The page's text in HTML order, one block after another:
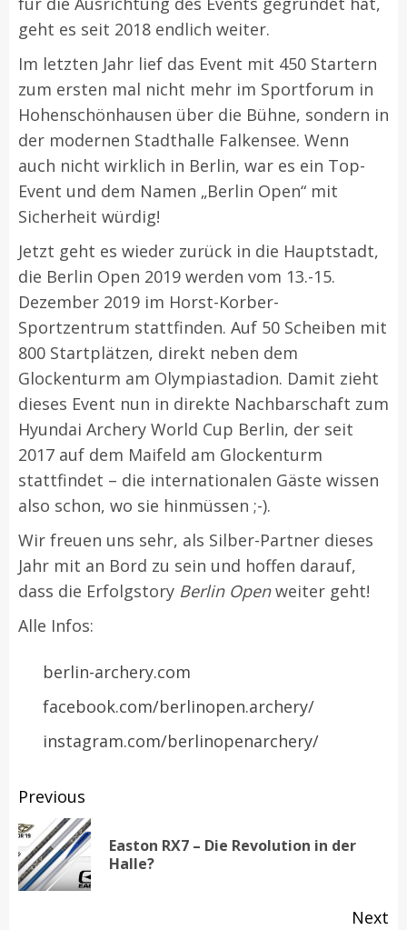
geht es seit 2018 endlich weiter.
Im letzten Jahr lief das Event mit 450 Startern
zum ersten mal nicht mehr im Sportforum in
Hohenschönhausen über die Bühne, sondern in
der modernen Stadthalle Falkensee. Wenn
auch nicht wirklich in Berlin, war es ein Top-
Event und dem Namen „Berlin Open“ mit
Sicherheit würdig!
Jetzt geht es wieder zurück in die Hauptstadt,
die Berlin Open 2019 werden vom 13.-15.
Dezember 2019 im Horst-Korber-
Sportzentrum stattfinden. Auf 50 Scheiben mit
800 Startplätzen, direkt neben dem
Glockenturm am Olympiastadion. Damit zieht
dieses Event nun in direkte Nachbarschaft zum
Hyundai Archery World Cup Berlin, der seit
2017 auf dem Maifeld am Glockenturm
stattfindet – die internationalen Gäste wissen
also schon, wo sie hinmüssen ;-).
Wir freuen uns sehr, als Silber-Partner dieses
Jahr mit an Bord zu sein und hoffen darauf,
dass die Erfolgstory Berlin Openweiter geht!
Alle Infos:
berlin-archery.com
facebook.com/berlinopen.archery/
instagram.com/berlinopenarchery/
Post
navigation
Previous
Easton RX7 – Die Revolution in der
Halle?
Next